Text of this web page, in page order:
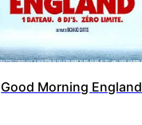
Good Morning England